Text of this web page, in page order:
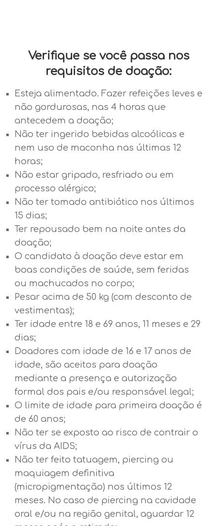
Verifique se você passa nos
requisitos de doação:
Esteja alimentado. Fazer refeições leves e
não gordurosas, nas 4 horas que
antecedem a doação;
Não ter ingerido bebidas alcoólicas e
nem uso de maconha nas últimas 12
horas;
Não estar gripado, resfriado ou em
processo alérgico;
Não ter tomado antibiótico nos últimos
15 dias;
Ter repousado bem na noite antes da
doação;
O candidato à doação deve estar em
boas condições de saúde, sem feridas
ou machucados no corpo;
Pesar acima de 50 kg (com desconto de
vestimentas);
Ter idade entre 18 e 69 anos, 11 meses e 29
dias;
Doadores com idade de 16 e 17 anos de
idade, são aceitos para doação
mediante a presença e autorização
formal dos pais e/ou responsável legal;
O limite de idade para primeira doação é
de 60 anos;
Não ter se exposto ao risco de contrair o
vírus da AIDS;
Não ter feito tatuagem, piercing ou
maquiagem definitiva
(micropigmentação) nos últimos 12
meses. No caso de piercing na cavidade
oral e/ou na região genital, aguardar 12